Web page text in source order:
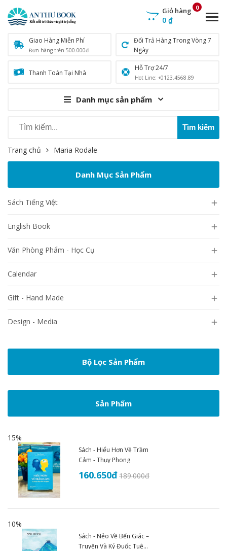
Giao Hàng Miễn Phí
Đơn hàng trên 500.000đ
Đổi Trả Hàng Trong Vòng 7
Ngày
Thanh Toán Tại Nhà
Hỗ Trợ 24/7
Hot Line: +0123.4568.89
Danh mục sản phẩm
Giỏ hàng
0 ₫
0
Trang chủ Maria Rodale
Danh Mục Sản Phẩm
Sách Tiếng Việt 
English Book 
Văn Phòng Phẩm - Học Cụ 
Calendar 
Gift - Hand Made 
Design - Media 
Bộ Lọc Sản Phẩm
Sản Phẩm
15%
Sách - Hiểu Hơn Về Trầm
Cảm - Thụy Phong
160.650đ189.000đ
10%
Sách - Nẻo Về Bến Giác –
Truyện Và Ký Đuốc Tuệ